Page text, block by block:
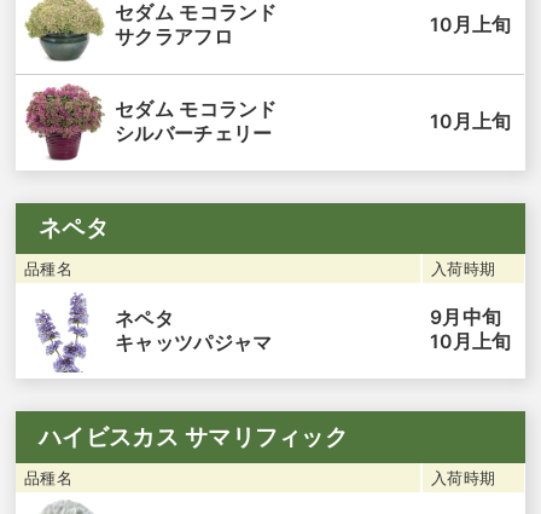
セダム モコランド
サクラアフロ
10月上旬
セダム モコランド
シルバーチェリー
10月上旬
ネペタ
品種名 入荷時期
ネペタ
キャッツパジャマ
9月中旬
10月上旬
ハイビスカス サマリフィック
品種名 入荷時期